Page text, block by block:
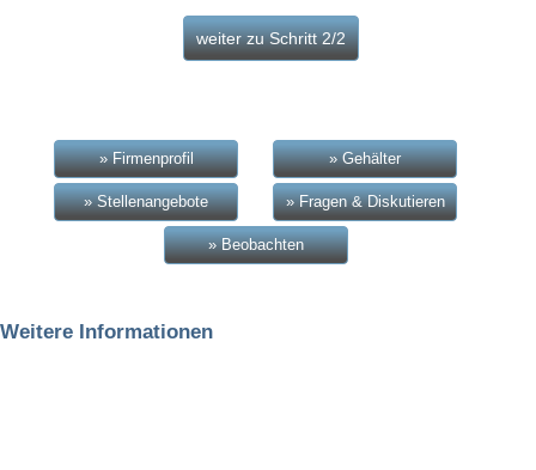
» Firmenprofil » Gehälter
» Stellenangebote » Fragen & Diskutieren
» Beobachten
Weitere Informationen